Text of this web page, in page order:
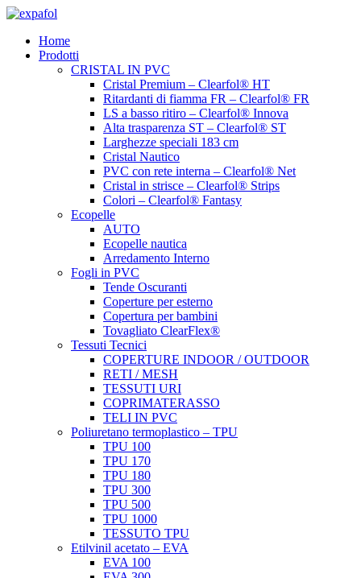
Vai
contenutoHome
Prodotti
CRISTAL IN PVC
Cristal Premium – Clearfol® HT
Ritardanti di fiamma FR – Clearfol® FR
LS a basso ritiro – Clearfol® Innova
Alta trasparenza ST – Clearfol® ST
Larghezze speciali 183 cm
Cristal Nautico
PVC con rete interna – Clearfol® Net
Cristal in strisce – Clearfol® Strips
Colori – Clearfol® Fantasy
Ecopelle
AUTO
Ecopelle nautica
Arredamento Interno
Fogli in PVC
Tende Oscuranti
Coperture per esterno
Copertura per bambini
Tovagliato ClearFlex®
Tessuti Tecnici
COPERTURE INDOOR / OUTDOOR
RETI / MESH
TESSUTI URI
COPRIMATERASSO
TELI IN PVC
Poliuretano termoplastico – TPU
TPU 100
TPU 170
TPU 180
TPU 300
TPU 500
TPU 1000
TESSUTO TPU
Etilvinil acetato – EVA
EVA 100